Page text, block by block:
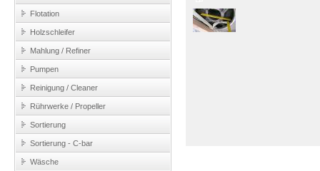
Flotation
Holzschleifer
Mahlung / Refiner
Pumpen
Reinigung / Cleaner
Rührwerke / Propeller
Sortierung
Sortierung - C-bar
Wäsche